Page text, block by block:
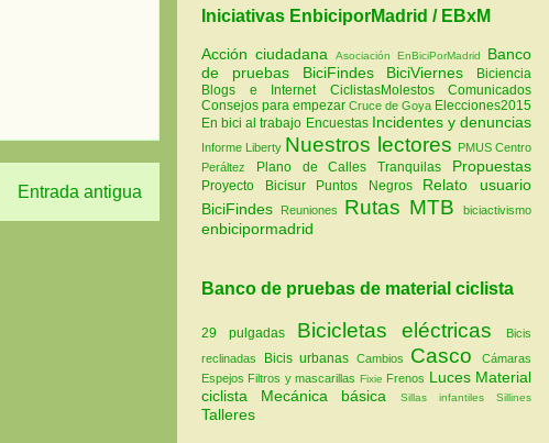
Entrada antigua
Iniciativas EnbiciporMadrid / EBxM
Acción ciudadana Asociación EnBiciPorMadrid
Banco
de pruebas
BiciFindes BiciViernes
Biciencia
Blogs e Internet
CiclistasMolestos
Comunicados
Consejos para empezar Cruce de Goya Elecciones2015
En bici al trabajo Encuestas Incidentes y denuncias
Informe Liberty Nuestros lectores
PMUS Centro
Peráltez
Plano de Calles Tranquilas Propuestas
Proyecto Bicisur Puntos Negros
Relato usuario
BiciFindes
Reuniones Rutas MTB biciactivismo
enbicipormadrid
Banco de pruebas de material ciclista
29 pulgadas Bicicletas eléctricas
Bicis
reclinadas
Bicis urbanas Cambios Casco
Cámaras
Espejos Filtros y mascarillas Fixie Frenos Luces Material
ciclista
Mecánica básica Sillas infantiles Sillines
Talleres